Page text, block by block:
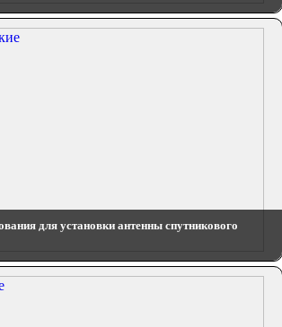
для установки антенны спутникового